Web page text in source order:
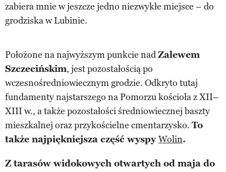
zabiera mnie w jeszcze jedno niezwykłe miejsce – do
grodziska w Lubinie.
Położone na najwyższym punkcie nadZalewem
Szczecińskim, jest pozostałością po
wczesnośredniowiecznym grodzie. Odkryto tutaj
fundamenty najstarszego na Pomorzu kościoła z XII–
XIII w., a także pozostałości średniowiecznej baszty
mieszkalnej oraz przykościelne cmentarzysko. To
także najpiękniejsza część wyspyWolin.
Z tarasów widokowych otwartych od maja do